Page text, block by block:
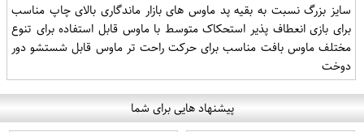
سایز بزرگ نسبت به بقیه پد ماوس های بازار ماندگاری بالای چاپ مناسب
برای بازی انعطاف پذیر استحکاک متوسط با ماوس قابل استفاده برای تنوع
مختلف ماوس بافت مناسب برای حرکت راحت تر ماوس قابل شستشو دور
دوخت
پیشنهاد هایی برای شما